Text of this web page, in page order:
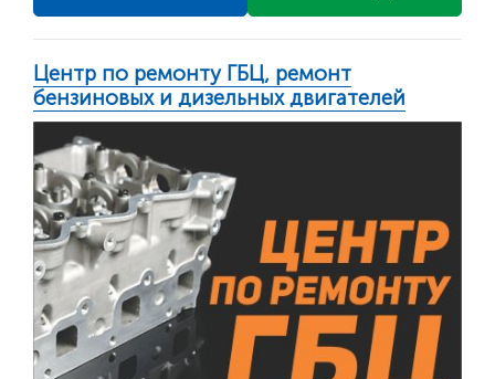
Центр по ремонту ГБЦ, ремонт
бензиновых и дизельных двигателей